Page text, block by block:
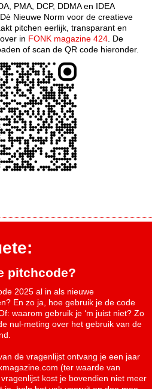
PMA, DCP, DDMA en IDEA
Nieuwe Norm voor de creatieve
pitchen eerlijk, transparant en
in FONK magazine 424 . De
of scan de QR code hieronder.
pitchcode?
2025 al in als nieuwe
En zo ja, hoe gebruik je de code
waarom gebruik je ‘m juist niet? Zo
nul-meting over het gebruik van de
de vragenlijst ontvang je een jaar
(ter waarde van
kost je bovendien niet meer